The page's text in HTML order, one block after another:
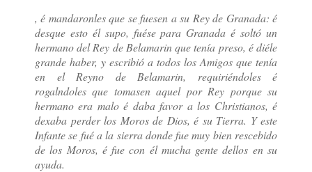
, é mandaronles que se fuesen a su Rey de Granada: é
desque esto él supo, fuése para Granada é soltó un
hermano del Rey de Belamarin que tenía preso, é diéle
grande haber, y escribió a todos los Amigos que tenía
en el Reyno de Belamarin, requiriéndoles é
rogalndoles que tomasen aquel por Rey porque su
hermano era malo é daba favor a los Christianos, é
dexaba perder los Moros de Dios, é su Tierra. Y este
Infante se fué a la sierra donde fue muy bien rescebido
de los Moros, é fue con él mucha gente dellos en su
ayuda.